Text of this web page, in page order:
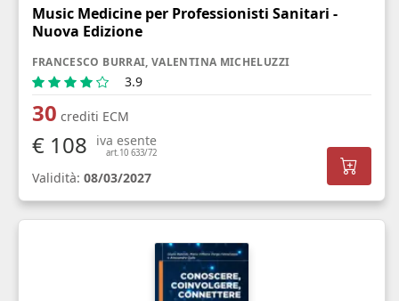
Music Medicine per Professionisti Sanitari -
Nuova Edizione
FRANCESCO BURRAI, VALENTINA MICHELUZZI
3.9
30 crediti ECM
€ 108 iva esente
art.10 633/72
Validità: 08/03/2027